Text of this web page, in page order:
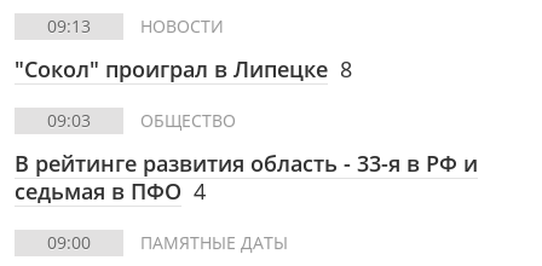
09:13 НОВОСТИ
"Сокол" проиграл в Липецке 8
09:03 ОБЩЕСТВО
В рейтинге развития область - 33-я в РФ и
седьмая в ПФО 4
09:00 ПАМЯТНЫЕ ДАТЫ